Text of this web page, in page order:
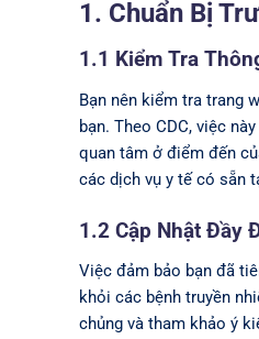
1. Chuẩn Bị
1.1 Kiểm Tra
Bạn nên kiểm tra trang
bạn. Theo CDC, việc
quan tâm ở điểm đến
các dịch vụ y tế có sẵn
1.2 Cập Nhật Đầy
Việc đảm bảo bạn đã
khỏi các bệnh truyền
chủng và tham khảo ý